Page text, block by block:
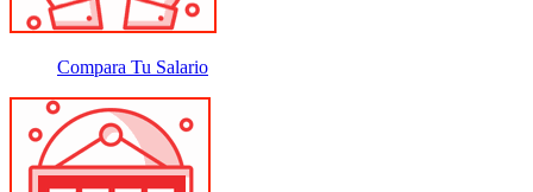
Compara Tu Salario